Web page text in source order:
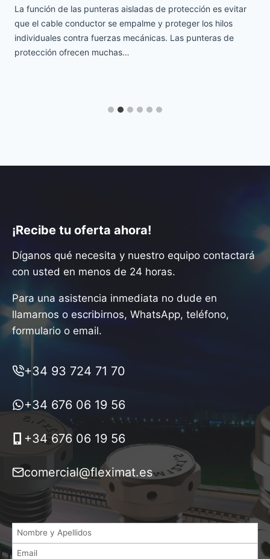
La función de las punteras aisladas de protección es evitar
que el cable conductor se empalme y proteger los hilos
individuales contra fuerzas mecánicas. Las punteras de
protección ofrecen muchas…
¡Recibe tu oferta ahora!
Díganos qué necesita y nuestro equipo contactará
con usted en menos de 24 horas.
Para una asistencia inmediata no dude en
llamarnos o escribirnos, WhatsApp, teléfono,
formulario o email.
+34 93 724 71 70
+34 676 06 19 56
+34 676 06 19 56
comercial@fleximat.es